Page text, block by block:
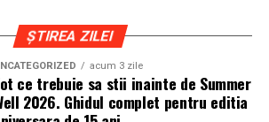
care ofera aderenta constanta,
echilibrat sunt preferate de cei
masina intr-un obiect
alegerea unoranvelope all season
potrivita pentru multe proiecte
ȘTIREA ZILEI
acum 3 zile
ce trebuie sa stii inainte de Summer
2026. Ghidul complet pentru editia